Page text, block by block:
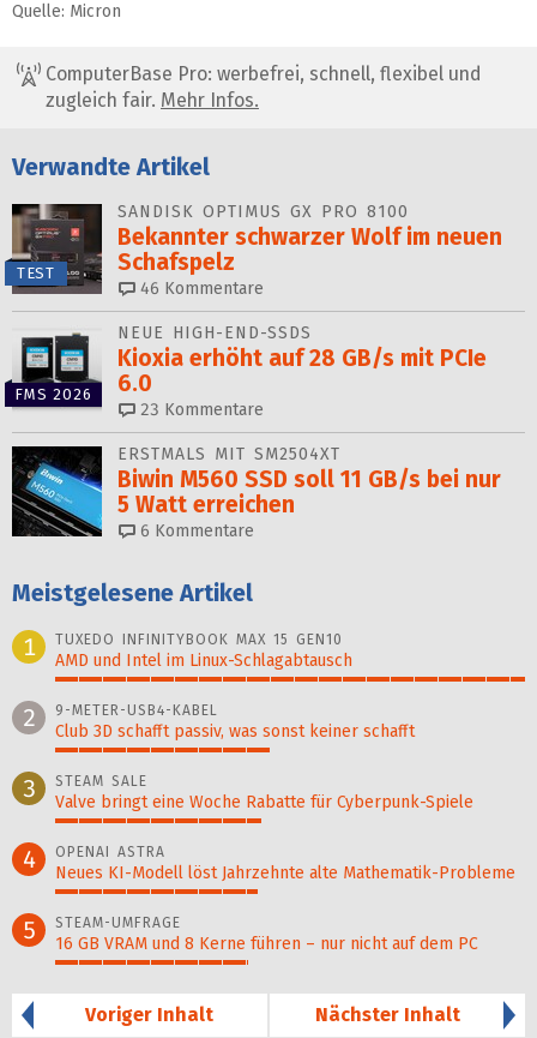
Quelle: Micron
ComputerBase Pro: werbefrei, schnell, flexibel und
zugleich fair. Mehr Infos.
Verwandte Artikel
TEST
SANDISK OPTIMUS GX PRO 8100
Bekannter schwarzer Wolf im neuen
Schafspelz
46 Kommentare
FMS 2026
NEUE HIGH-END-SSDS
Kioxia erhöht auf 28 GB/s mit PCIe
6.0
23 Kommentare
ERSTMALS MIT SM2504XT
Biwin M560 SSD soll 11 GB/s bei nur
5 Watt erreichen
6 Kommentare
Meistgelesene Artikel
1
TUXEDO INFINITYBOOK MAX 15 GEN10
AMD und Intel im Linux-Schlagabtausch
100%
2 9-METER-USB4-KABEL
Club 3D schafft passiv, was sonst keiner schafft
46%
3 STEAM SALE
Valve bringt eine Woche Rabatte für Cyberpunk-Spiele
44%
4 OPENAI ASTRA
Neues KI-Modell löst Jahr­zehn­te alte Ma­thematik-Pro­ble­me
43%
5 STEAM-UMFRAGE
16 GB VRAM und 8 Kerne führen – nur nicht auf dem PC
41%
Voriger Inhalt
Nächster Inhalt